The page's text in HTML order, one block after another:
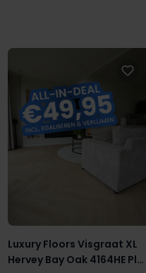
Luxury Floors Visgraat XL
Hervey Bay Oak 4164HE Plak